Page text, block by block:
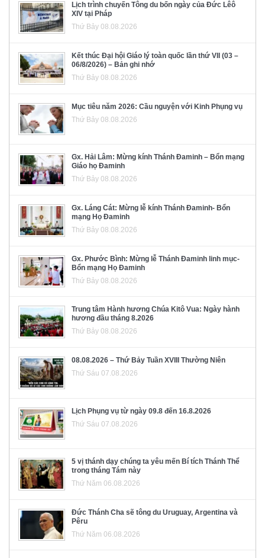
Lịch trình chuyến Tông du bốn ngày của Đức Lêô
XIV tại Pháp
Thứ Bảy 08.08.2026
Kết thúc Đại hội Giáo lý toàn quốc lần thứ VII (03 –
06/8/2026) – Bản ghi nhớ
Thứ Bảy 08.08.2026
Mục tiêu năm 2026: Cầu nguyện với Kinh Phụng vụ
Thứ Bảy 08.08.2026
Gx. Hải Lâm: Mừng kính Thánh Đaminh – Bổn mạng
Giáo họ Đaminh
Thứ Bảy 08.08.2026
Gx. Láng Cát: Mừng lễ kính Thánh Đaminh- Bổn
mạng Họ Đaminh
Thứ Bảy 08.08.2026
Gx. Phước Bình: Mừng lễ Thánh Đaminh linh mục-
Bổn mạng Họ Đaminh
Thứ Bảy 08.08.2026
Trung tâm Hành hương Chúa Kitô Vua: Ngày hành
hương đầu tháng 8.2026
Thứ Bảy 08.08.2026
08.08.2026 – Thứ Bảy Tuần XVIII Thường Niên
Thứ Sáu 07.08.2026
Lịch Phụng vụ từ ngày 09.8 đến 16.8.2026
Thứ Sáu 07.08.2026
5 vị thánh dạy chúng ta yêu mến Bí tích Thánh Thể
trong tháng Tám này
Thứ Năm 06.08.2026
Đức Thánh Cha sẽ tông du Uruguay, Argentina và
Pêru
Thứ Năm 06.08.2026